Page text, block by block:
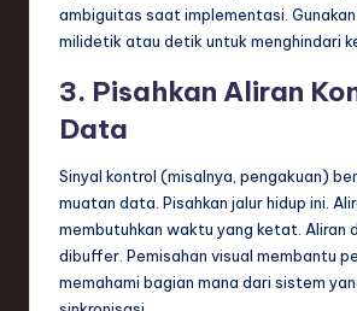
ambiguitas saat implementasi.
milidetik atau detik untuk menghindari
3. Pisahkan Aliran
Data
Sinyal kontrol (misalnya, pengakuan)
muatan data. Pisahkan jalur hidup ini.
membutuhkan waktu yang ketat. Aliran
dibuffer. Pemisahan visual membantu
memahami bagian mana dari sistem